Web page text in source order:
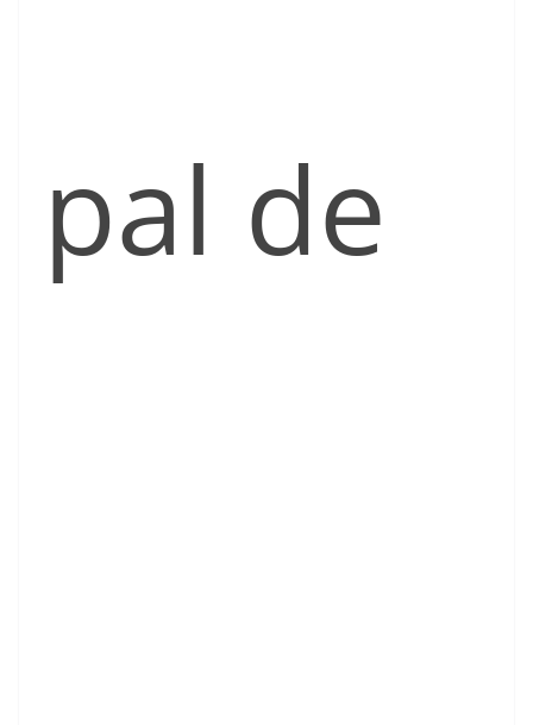
pal de